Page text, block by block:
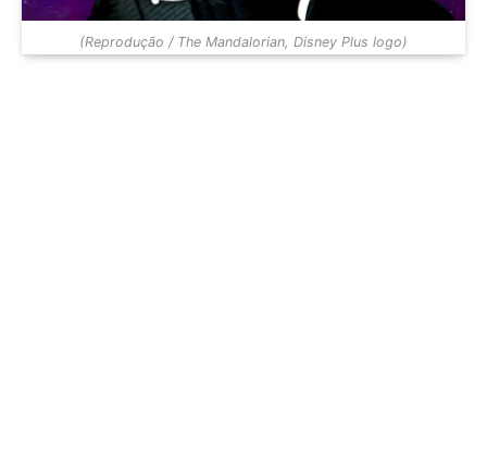
(Reprodução / The Mandalorian, Disney Plus logo)